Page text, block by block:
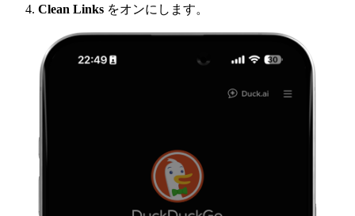
Clean Links をオンにします。